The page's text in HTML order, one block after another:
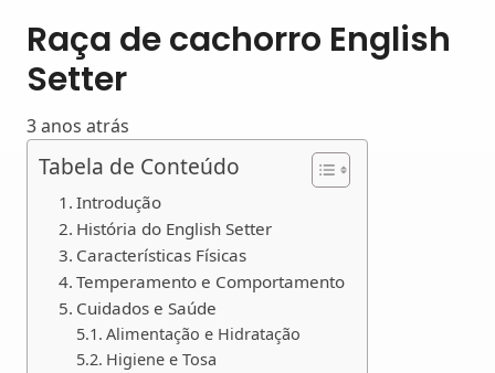
Raça de cachorro English
Setter
3 anos atrás
Tabela de Conteúdo
Introdução
História do English Setter
Características Físicas
Temperamento e Comportamento
Cuidados e Saúde
Alimentação e Hidratação
Higiene e Tosa